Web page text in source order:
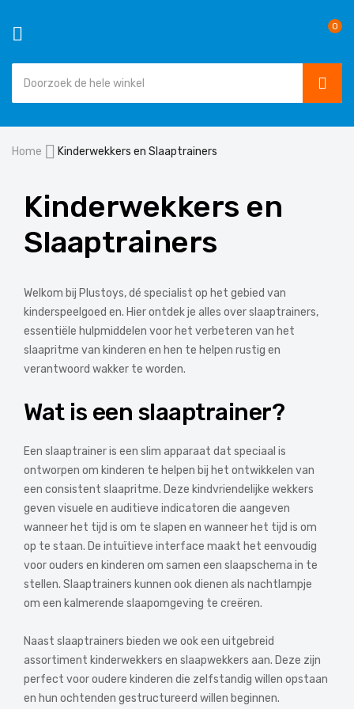
0
naar
Home Kinderwekkers en Slaaptrainers
Kinderwekkers en
Slaaptrainers
Welkom bij Plustoys, dé specialist op het gebied van
kinderspeelgoed en. Hier ontdek je alles over slaaptrainers,
essentiële hulpmiddelen voor het verbeteren van het
slaapritme van kinderen en hen te helpen rustig en
verantwoord wakker te worden.
Wat is een slaaptrainer?
Een slaaptrainer is een slim apparaat dat speciaal is
ontworpen om kinderen te helpen bij het ontwikkelen van
een consistent slaapritme. Deze kindvriendelijke wekkers
geven visuele en auditieve indicatoren die aangeven
wanneer het tijd is om te slapen en wanneer het tijd is om
op te staan. De intuïtieve interface maakt het eenvoudig
voor ouders en kinderen om samen een slaapschema in te
stellen. Slaaptrainers kunnen ook dienen als nachtlampje
om een kalmerende slaapomgeving te creëren.
Naast slaaptrainers bieden we ook een uitgebreid
assortiment kinderwekkers en slaapwekkers aan. Deze zijn
perfect voor oudere kinderen die zelfstandig willen opstaan
en hun ochtenden gestructureerd willen beginnen.